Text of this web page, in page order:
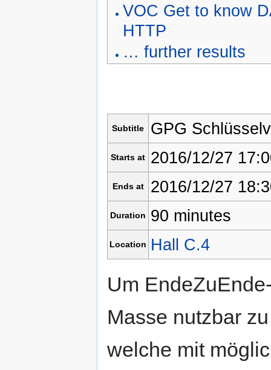
VOC Get to know
HTTP
… further results
Subtitle GPG
Starts at 2016/12/27
Ends at 2016/12/27
Duration 90 minutes
Location Hall C.4
Um
Masse nutzbar
welche mit